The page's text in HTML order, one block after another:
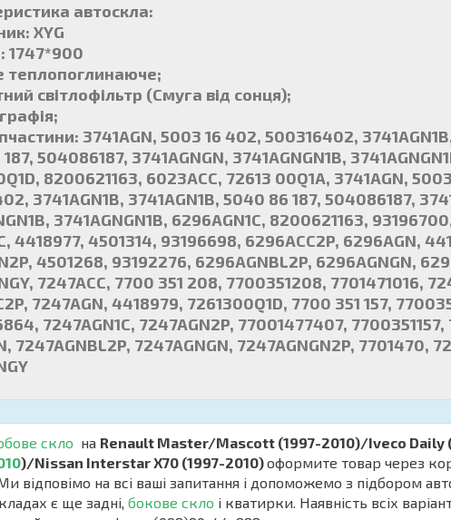
автоскла:
XYG
1747*900
теплопоглинаюче;
світлофільтр (Смуга від сонця);
3741AGN, 5003 16 402, 500316402,
504086187, 3741AGNGN, 3741AGNGN1B,
8200621163, 6023ACC, 72613 00Q1A, 3741AGN,
3741AGN1B, 3741AGN1B, 5040 86 187, 504086187,
3741AGNGN1B, 6296AGN1C, 8200621163,
4418977, 4501314, 93196698, 6296ACC2P, 6296AGN,
4501268, 93192276, 6296AGNBL2P, 6296AGNGN,
7247ACC, 7700 351 208, 7700351208, 7701471016,
7247AGN, 4418979, 7261300Q1D, 7700 351 157,
7247AGN1C, 7247AGN2P, 77001477407,
7247AGNBL2P, 7247AGNGN, 7247AGNGN2P, 7701470,
скло на Renault Master/Mascott (1997-2010)/Iveco Daily
)/Nissan Interstar X70 (1997-2010)оформите товар через
відповімо на всі ваші запитання і допоможемо з підбором
є ще задні, бокове скло і кватирки. Наявність всіх